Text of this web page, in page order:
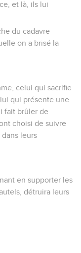
et là, ils lui
du cadavre
on a brisé la
celui qui sacrifie
qui présente une
fait brûler de
choisi de suivre
leurs
en supporter les
détruira leurs